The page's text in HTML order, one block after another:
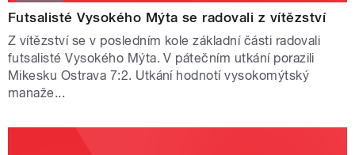
Futsalisté Vysokého Mýta se radovali z vítězství
Z vítězství se v posledním kole základní části radovali
futsalisté Vysokého Mýta. V pátečním utkání porazili
Mikesku Ostrava 7:2. Utkání hodnotí vysokomýtský
manaže...